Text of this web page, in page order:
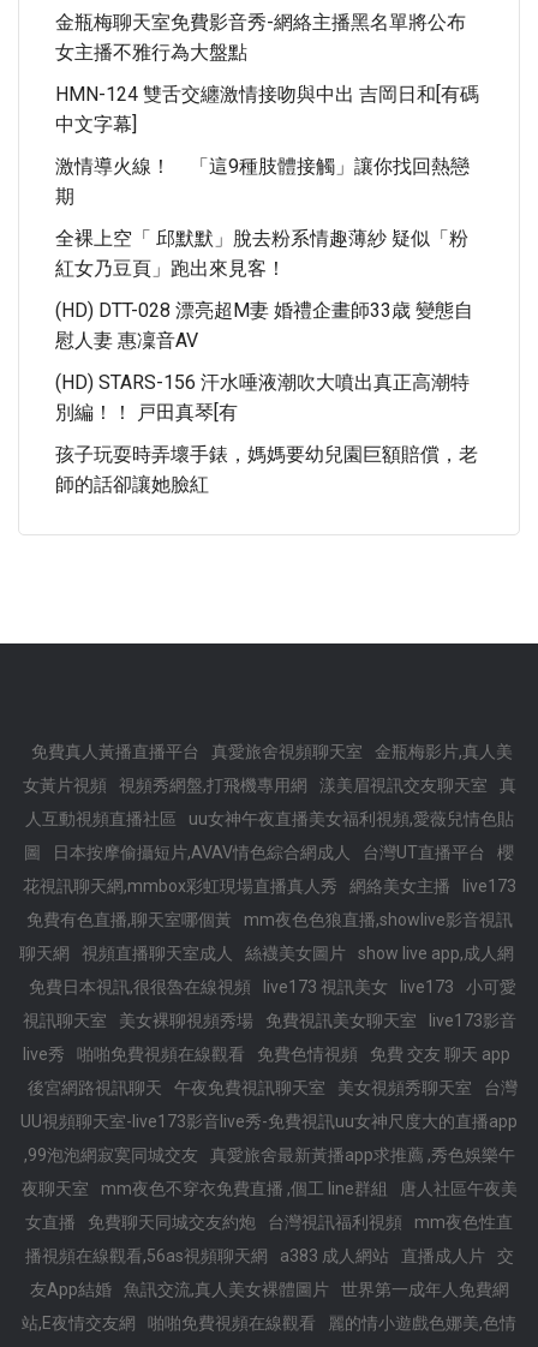
金瓶梅聊天室免費影音秀-網絡主播黑名單將公布
女主播不雅行為大盤點
HMN-124 雙舌交纏激情接吻與中出 吉岡日和[有碼
中文字幕]
激情導火線！ 「這9種肢體接觸」讓你找回熱戀
期
全裸上空「 邱默默」脫去粉系情趣薄紗 疑似「粉
紅女乃豆頁」跑出來見客！
(HD) DTT-028 漂亮超M妻 婚禮企畫師33歳 變態自
慰人妻 惠凜音AV
(HD) STARS-156 汗水唾液潮吹大噴出真正高潮特
別編！！ 戸田真琴[有
孩子玩耍時弄壞手錶，媽媽要幼兒園巨額賠償，老
師的話卻讓她臉紅
免費真人黃播直播平台 真愛旅舍視頻聊天室
金瓶梅影片,真人美
女黃片視頻
視頻秀網盤,打飛機專用網 漾美眉視訊交友聊天室
真
人互動視頻直播社區
uu女神午夜直播美女福利視頻,愛薇兒情色貼
圖
日本按摩偷攝短片,AVAV情色綜合網成人 台灣UT直播平台
櫻
花視訊聊天網,mmbox彩虹現場直播真人秀
網絡美女主播
live173
免費有色直播,聊天室哪個黃
mm夜色色狼直播,showlive影音視訊
聊天網
視頻直播聊天室成人 絲襪美女圖片
show live app,成人網
免費日本視訊,很很魯在線視頻
live173 視訊美女 live173
小可愛
視訊聊天室
美女裸聊視頻秀場 免費視訊美女聊天室
live173影音
live秀
啪啪免費視頻在線觀看 免費色情視頻
免費 交友 聊天 app
後宮網路視訊聊天
午夜免費視訊聊天室 美女視頻秀聊天室
台灣
UU視頻聊天室-live173影音live秀-免費視訊uu女神尺度大的直播app
,99泡泡網寂寞同城交友
真愛旅舍最新黃播app求推薦 ,秀色娛樂午
夜聊天室
mm夜色不穿衣免費直播 ,個工 line群組
唐人社區午夜美
女直播
免費聊天同城交友約炮 台灣視訊福利視頻
mm夜色性直
播視頻在線觀看,56as視頻聊天網
a383 成人網站 直播成人片
交
友App結婚
魚訊交流,真人美女裸體圖片
世界第一成年人免費網
站,E夜情交友網
啪啪免費視頻在線觀看 麗的情小遊戲色娜美,色情